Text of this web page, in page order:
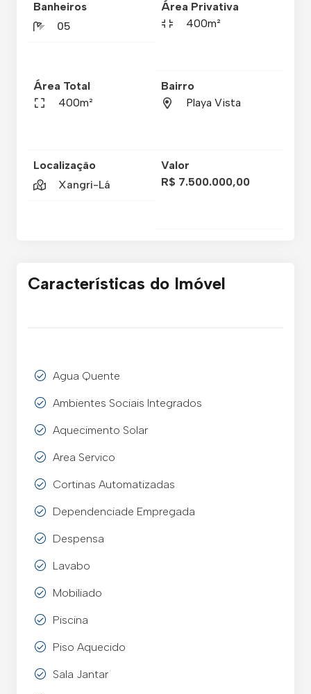
Banheiros
05
Área Privativa
400m²
Área Total
400m²
Bairro
Playa Vista
Localização
Xangri-Lá
Valor
R$ 7.500.000,00
Características do Imóvel
Agua Quente
Ambientes Sociais Integrados
Aquecimento Solar
Area Servico
Cortinas Automatizadas
Dependenciade Empregada
Despensa
Lavabo
Mobiliado
Piscina
Piso Aquecido
Sala Jantar